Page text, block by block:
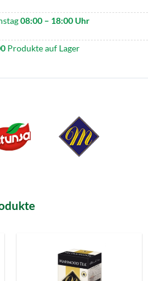
08:00 – 18:00 Uhr
Produkte auf Lager